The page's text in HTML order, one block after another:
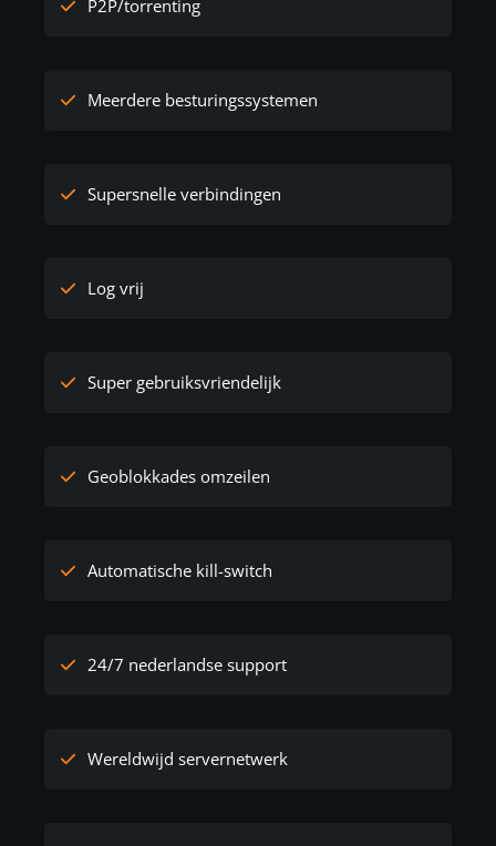
P2P/torrenting
Meerdere besturingssystemen
Supersnelle verbindingen
Log vrij
Super gebruiksvriendelijk
Geoblokkades omzeilen
Automatische kill-switch
24/7 nederlandse support
Wereldwijd servernetwerk